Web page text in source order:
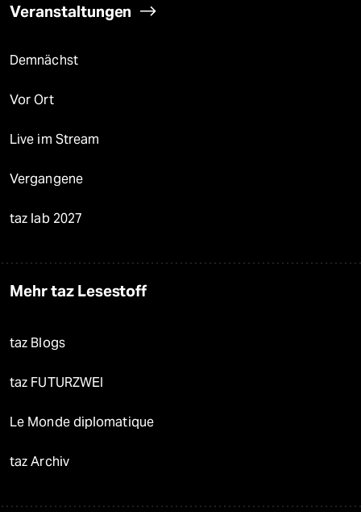
Veranstaltungen
Demnächst
Vor Ort
Live im Stream
Vergangene
taz lab 2027
Mehr taz Lesestoff
taz Blogs
taz FUTURZWEI
Le Monde diplomatique
taz Archiv